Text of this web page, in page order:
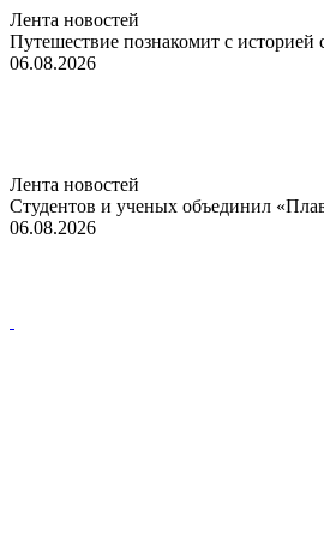
Лента новостей
Путешествие познакомит с историей
06.08.2026
Лента новостей
Студентов и ученых объединил
06.08.2026